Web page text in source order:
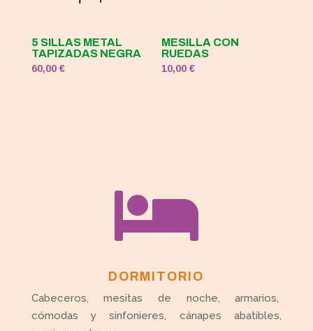
5 SILLAS METAL
TAPIZADAS NEGRA
60,00 €
MESILLA CON
RUEDAS
10,00€

DORMITORIO
Cabeceros, mesitas de noche, armarios,
cómodas y sinfonieres, cánapes abatibles,